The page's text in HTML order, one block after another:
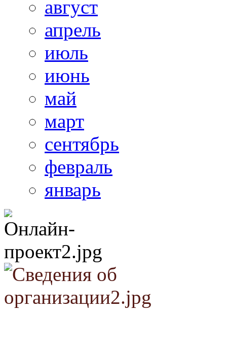
август
апрель
июль
июнь
май
март
сентябрь
февраль
январь